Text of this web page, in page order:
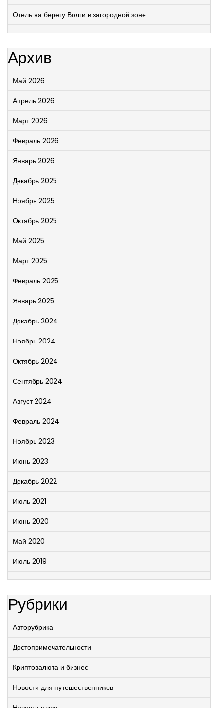
Отель на берегу Волги в загородной зоне
Архив
Май 2026
Апрель 2026
Март 2026
Февраль 2026
Январь 2026
Декабрь 2025
Ноябрь 2025
Октябрь 2025
Май 2025
Март 2025
Февраль 2025
Январь 2025
Декабрь 2024
Ноябрь 2024
Октябрь 2024
Сентябрь 2024
Август 2024
Февраль 2024
Ноябрь 2023
Июнь 2023
Декабрь 2022
Июль 2021
Июнь 2020
Май 2020
Июль 2019
Рубрики
Авторубрика
Достопримечательности
Криптовалюта и бизнес
Новости для путешественников